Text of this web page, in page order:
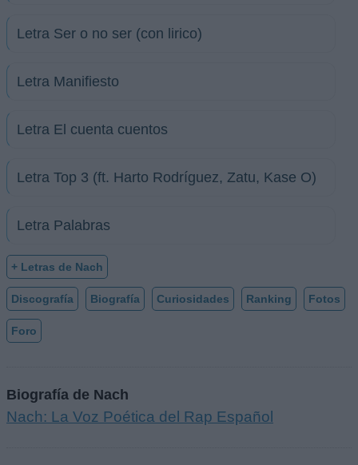
Letra Ser o no ser (con lirico)
Letra Manifiesto
Letra El cuenta cuentos
Letra Top 3 (ft. Harto Rodríguez, Zatu, Kase O)
Letra Palabras
+ Letras de Nach
Discografía Biografía Curiosidades Ranking Fotos
Foro
Biografía de Nach
Nach: La Voz Poética del Rap Español